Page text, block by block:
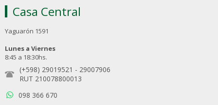
Casa Central
Yaguarón 1591
Lunes a Viernes
8:45 a 18:30hs.
(+598) 29019521 - 29007906
RUT 210078800013
098 366 670